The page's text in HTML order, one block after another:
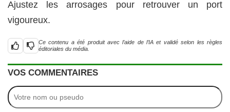
Ajustez les arrosages pour retrouver un port
vigoureux.
Ce contenu a été produit avec l’aide de l’IA et validé selon les règles
éditoriales du média.
VOS COMMENTAIRES